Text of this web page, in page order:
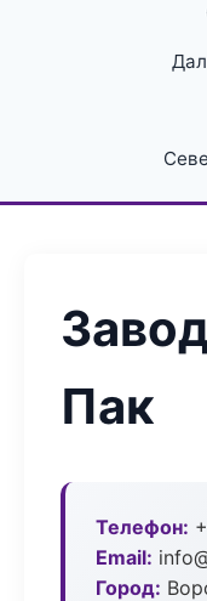
Пак
Телефон:
Email:
Город: